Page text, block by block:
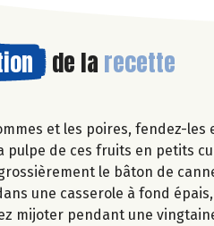
de la recette
et les poires, fendez-
pulpe de ces fruits en petits
le bâton de
une casserole à fond
mijoter pendant une